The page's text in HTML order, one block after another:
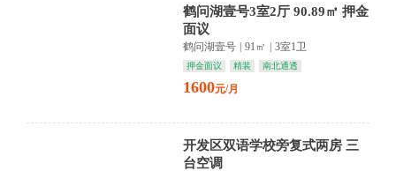
鹤问湖壹号3室2厅 90.89㎡ 押金
面议
鹤问湖壹号 | 91㎡ | 3室1卫
押金面议 精装 南北通透
1600元/月
开发区双语学校旁复式两房 三
台空调